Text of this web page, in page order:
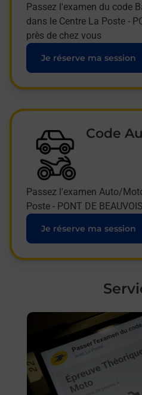
Passez l'examen du code
dans le Centre La Poste -
près de chez vous
Je réserve ma session
Code
Passez l'examen Auto/
Poste - PONT DE
Je réserve ma session
En savoir plus